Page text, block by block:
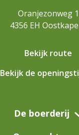
De boerderij
Oranjezonweg 1
4356 EH
Bekijk route
Bekijk de